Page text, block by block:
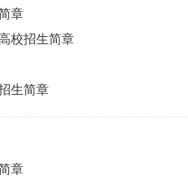
章
校招生简章
生简章
章